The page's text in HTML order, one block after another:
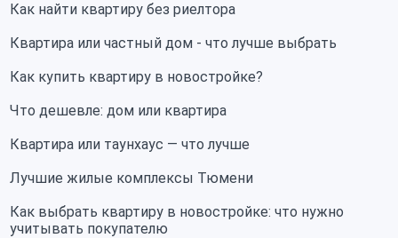
Как найти квартиру без риелтора
Квартира или частный дом - что лучше выбрать
Как купить квартиру в новостройке?
Что дешевле: дом или квартира
Квартира или таунхаус — что лучше
Лучшие жилые комплексы Тюмени
Как выбрать квартиру в новостройке: что нужно
учитывать покупателю